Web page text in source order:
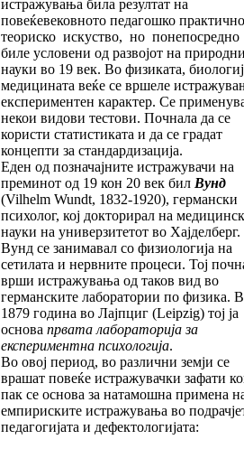
истражувања била резултат на
повеќевековното педагошко
теориско искуство, но понепосредно
биле условени од развојот на
науки во 19 век. Во физиката,
медицината веќе се вршеле
експериментен карактер. Се
некои видови тестови. Почнала да се
користи статистиката и да се градат
концепти за стандардизација.
Еден од позначајните истражувачи на
преминот од 19 кон 20 век бил Вунд
(Vilhelm Wundt, 1832-1920), германски
психолог, кој докторирал на
науки на универзитетот во Хајделберг.
Вунд се занимавал со физиологија на
сетилата и нервните процеси. Тој
врши истражувања од таков вид во
германските лаборатории по физика.
1879 година во Лајпциг (Leipzig) тој ја
основа првата лабораторија за
експериментна психологија.
Во овој период, во различни земји се
врашат повеќе истражувачки зафати
пак се основа за натамошна примена
емпириските истражувања во
педагогијата и дефектологијата: